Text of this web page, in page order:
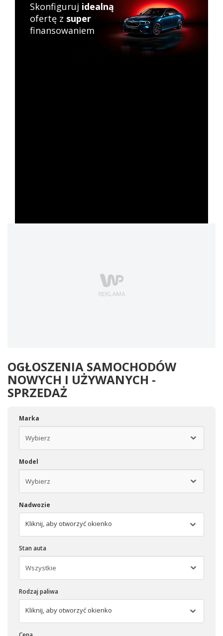
OGŁOSZENIA SAMOCHODÓW
NOWYCH I UŻYWANYCH -
SPRZEDAŻ
Marka
Model
Nadwozie
Kliknij, aby otworzyć okienko
Stan auta
Rodzaj paliwa
Kliknij, aby otworzyć okienko
Skonfiguruj idealną
ofertę z super
finansowaniem